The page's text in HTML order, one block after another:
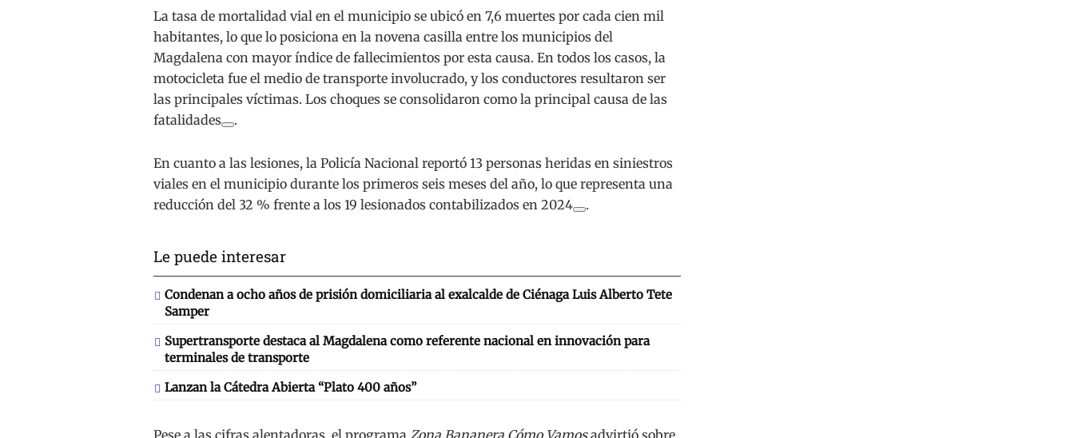
La tasa de mortalidad vial en el municipio se ubicó en 7,6 muertes por cada cien mil
habitantes, lo que lo posiciona en la novena casilla entre los municipios del
Magdalena con mayor índice de fallecimientos por esta causa. En todos los casos, la
motocicleta fue el medio de transporte involucrado, y los conductores resultaron ser
las principales víctimas. Los choques se consolidaron como la principal causa de las
fatalidades
.
En cuanto a las lesiones, la Policía Nacional reportó 13 personas heridas en siniestros
viales en el municipio durante los primeros seis meses del año, lo que representa una
reducción del 32 % frente a los 19 lesionados contabilizados en 2024
.
Le puede interesar
Condenan a ocho años de prisión domiciliaria al exalcalde de Ciénaga Luis Alberto Tete
Samper
Supertransporte destaca al Magdalena como referente nacional en innovación para
terminales de transporte
Lanzan la Cátedra Abierta “Plato 400 años”
Pese a las cifras alentadoras, el programa Zona Bananera Cómo Vamosadvirtió sobre